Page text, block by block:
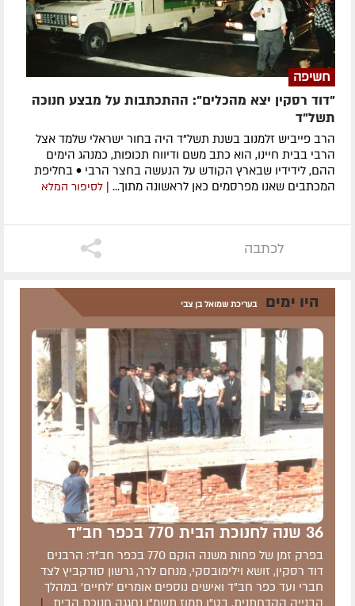
חשיפה
"דוד רסקין יצא מהכלים": ההתכתבות על מבצע חנוכה
תשל"ד
הרב פייביש זלמנוב בשנת תשל"ד היה בחור ישראלי שלמד אצל
הרבי בבית חיינו, הוא כתב משם ודיווח תכופות, כמנהג הימים
ההם, לידידיו שבארץ הקודש על הנעשה בחצר הרבי • בחליפת
המכתבים שאנו מפרסמים כאן לראשונה מתוך... | לסיפור המלא
לכתבה
היו ימים בעריכת שמואל בן צבי
36 שנה לחנוכת הבית 770 בכפר חב"ד
בפרק זמן של פחות משנה הוקם 770 בכפר חב"ד: הרבנים
דוד רסקין, זושא וילימובסקי, מנחם לרר, גרשון סודקביץ לצד
חברי ועד כפר חב"ד ואישים נוספים אומרים 'לחיים' במהלך
הבנייה הקדחתנית. בט"ו תמוז תשמ"ו נחגגה חנוכת הבית